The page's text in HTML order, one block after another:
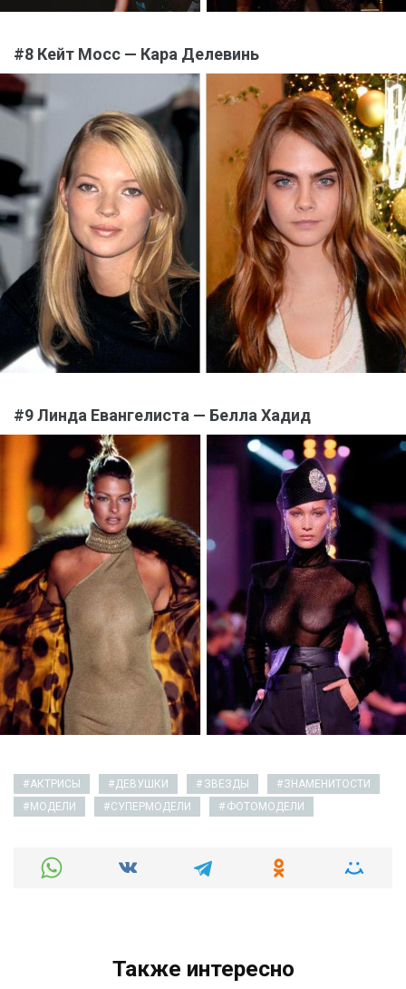
#8 Кейт Мосс — Кара Делевинь
#9 Линда Евангелиста — Белла Хадид
АКТРИСЫ ДЕВУШКИ ЗВЕЗДЫ
ЗНАМЕНИТОСТИ
МОДЕЛИ
СУПЕРМОДЕЛИ ФОТОМОДЕЛИ
Также интересно